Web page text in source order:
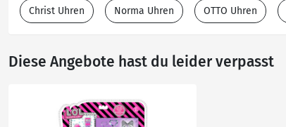
Christ Uhren Norma Uhren OTTO Uhren
Diese Angebote hast du leider verpasst